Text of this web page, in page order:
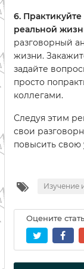
6.
реальной
разговорный
жизни.
задайте
просто
коллегами.
Следуя этим
свои
повысить свою
Изучение
Оцените